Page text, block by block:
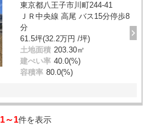
東京都八王子市川町244-41
ＪＲ中央線 高尾 バス15分停歩8
分
61.5坪(32.2万円 /坪)
土地面積 203.30㎡
建ぺい率 40.0(%)
容積率 80.0(%)
1～1件を表示